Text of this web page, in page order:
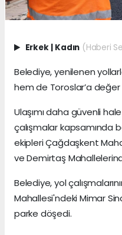
Erkek | Kadın (Haberi
Belediye, yenilenen
hem de Toroslar’a değer
Ulaşımı daha güvenli
çalışmalar kapsamında
ekipleri Çağdaşkent
ve Demirtaş
Belediye, yol
Mahallesi'ndeki Mimar
parke döşedi.